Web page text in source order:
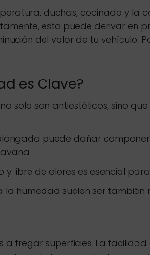
duchas, cocinado y la
esta puede derivar en
del valor de tu vehículo.
es Clave?
solo son antiestéticos, sino
puede dañar
y libre de olores es esencial
la humedad suelen ser
fregar superficies. La